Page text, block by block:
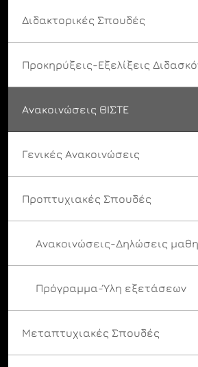
Διδακτορικές Σπουδές
Προκηρύξεις-Εξελίξεις
Ανακοινώσεις ΘΙΣΤΕ
Γενικές Ανακοινώσεις
Προπτυχιακές Σπουδές
Ανακοινώσεις-Δηλώσεις
Πρόγραμμα-Ύλη εξετάσεων
Μεταπτυχιακές Σπουδές